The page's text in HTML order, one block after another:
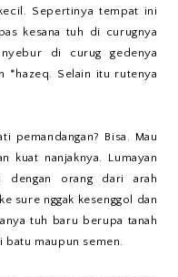
Sepertinya tempat ini
kesana tuh di curugnya
di curug gedenya
*hazeq. Selain itu rutenya
pemandangan? Bisa. Mau
kuat nanjaknya. Lumayan
dengan orang dari arah
sure nggak kesenggol dan
tuh baru berupa tanah
batu maupun semen.